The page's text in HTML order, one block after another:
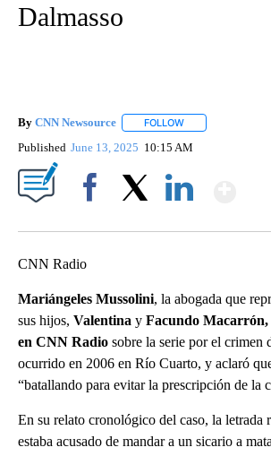
Dalmasso
By CNN Newsource FOLLOW
Published June 13, 2025 10:15 AM
CNN Radio
Mariángeles Mussolini, la abogada que
sus hijos, Valentina y Facundo Macarrón,
en CNN Radio sobre la serie por el crimen
ocurrido en 2006 en Río Cuarto, y aclaró
“batallando para evitar la prescripción de la
En su relato cronológico del caso, la letrada
estaba acusado de mandar a un sicario a